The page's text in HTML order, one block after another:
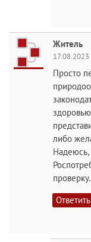
Житель
Просто
либо
Ответить